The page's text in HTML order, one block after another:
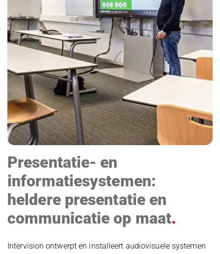
Presentatie- en
informatiesystemen:
heldere presentatie en
communicatie op maat
Intervision ontwerpt en installeert audiovisuele systemen